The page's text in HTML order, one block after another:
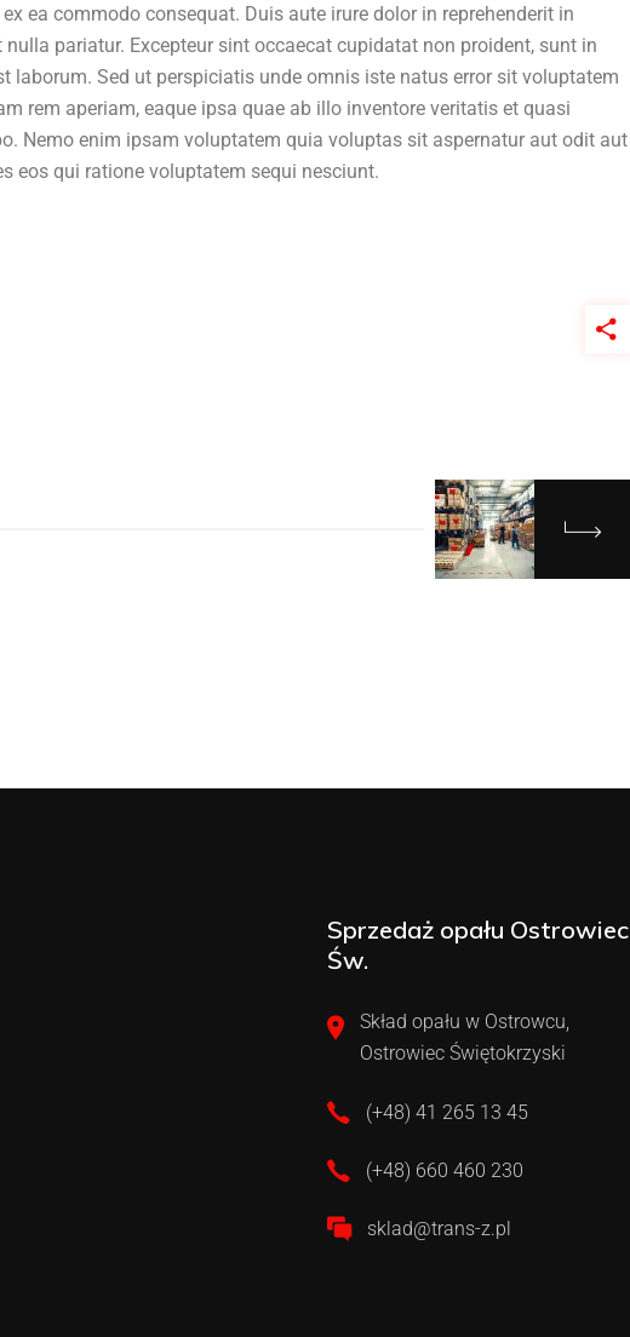
ea commodo consequat. Duis aute irure dolor in reprehenderit in
pariatur. Excepteur sint occaecat cupidatat non proident, sunt in
laborum. Sed ut perspiciatis unde omnis iste natus error sit voluptatem
rem aperiam, eaque ipsa quae ab illo inventore veritatis et quasi
Nemo enim ipsam voluptatem quia voluptas sit aspernatur aut odit aut
eos qui ratione voluptatem sequi nesciunt.
Sprzedaż opału Ostrowiec
Św.
Skład opału w Ostrowcu,
Ostrowiec Świętokrzyski
(+48) 41 265 13 45
(+48) 660 460 230
sklad@trans-z.pl